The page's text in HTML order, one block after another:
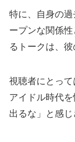
特に、自身の
ープンな関係
るトークは、彼
視聴者にとっ
アイドル時代
出るな」と感